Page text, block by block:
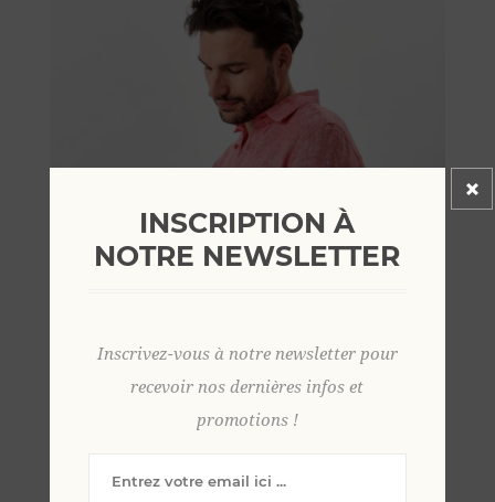
INSCRIPTION À
NOTRE NEWSLETTER
Inscrivez-vous à notre newsletter pour
recevoir nos dernières infos et
promotions !